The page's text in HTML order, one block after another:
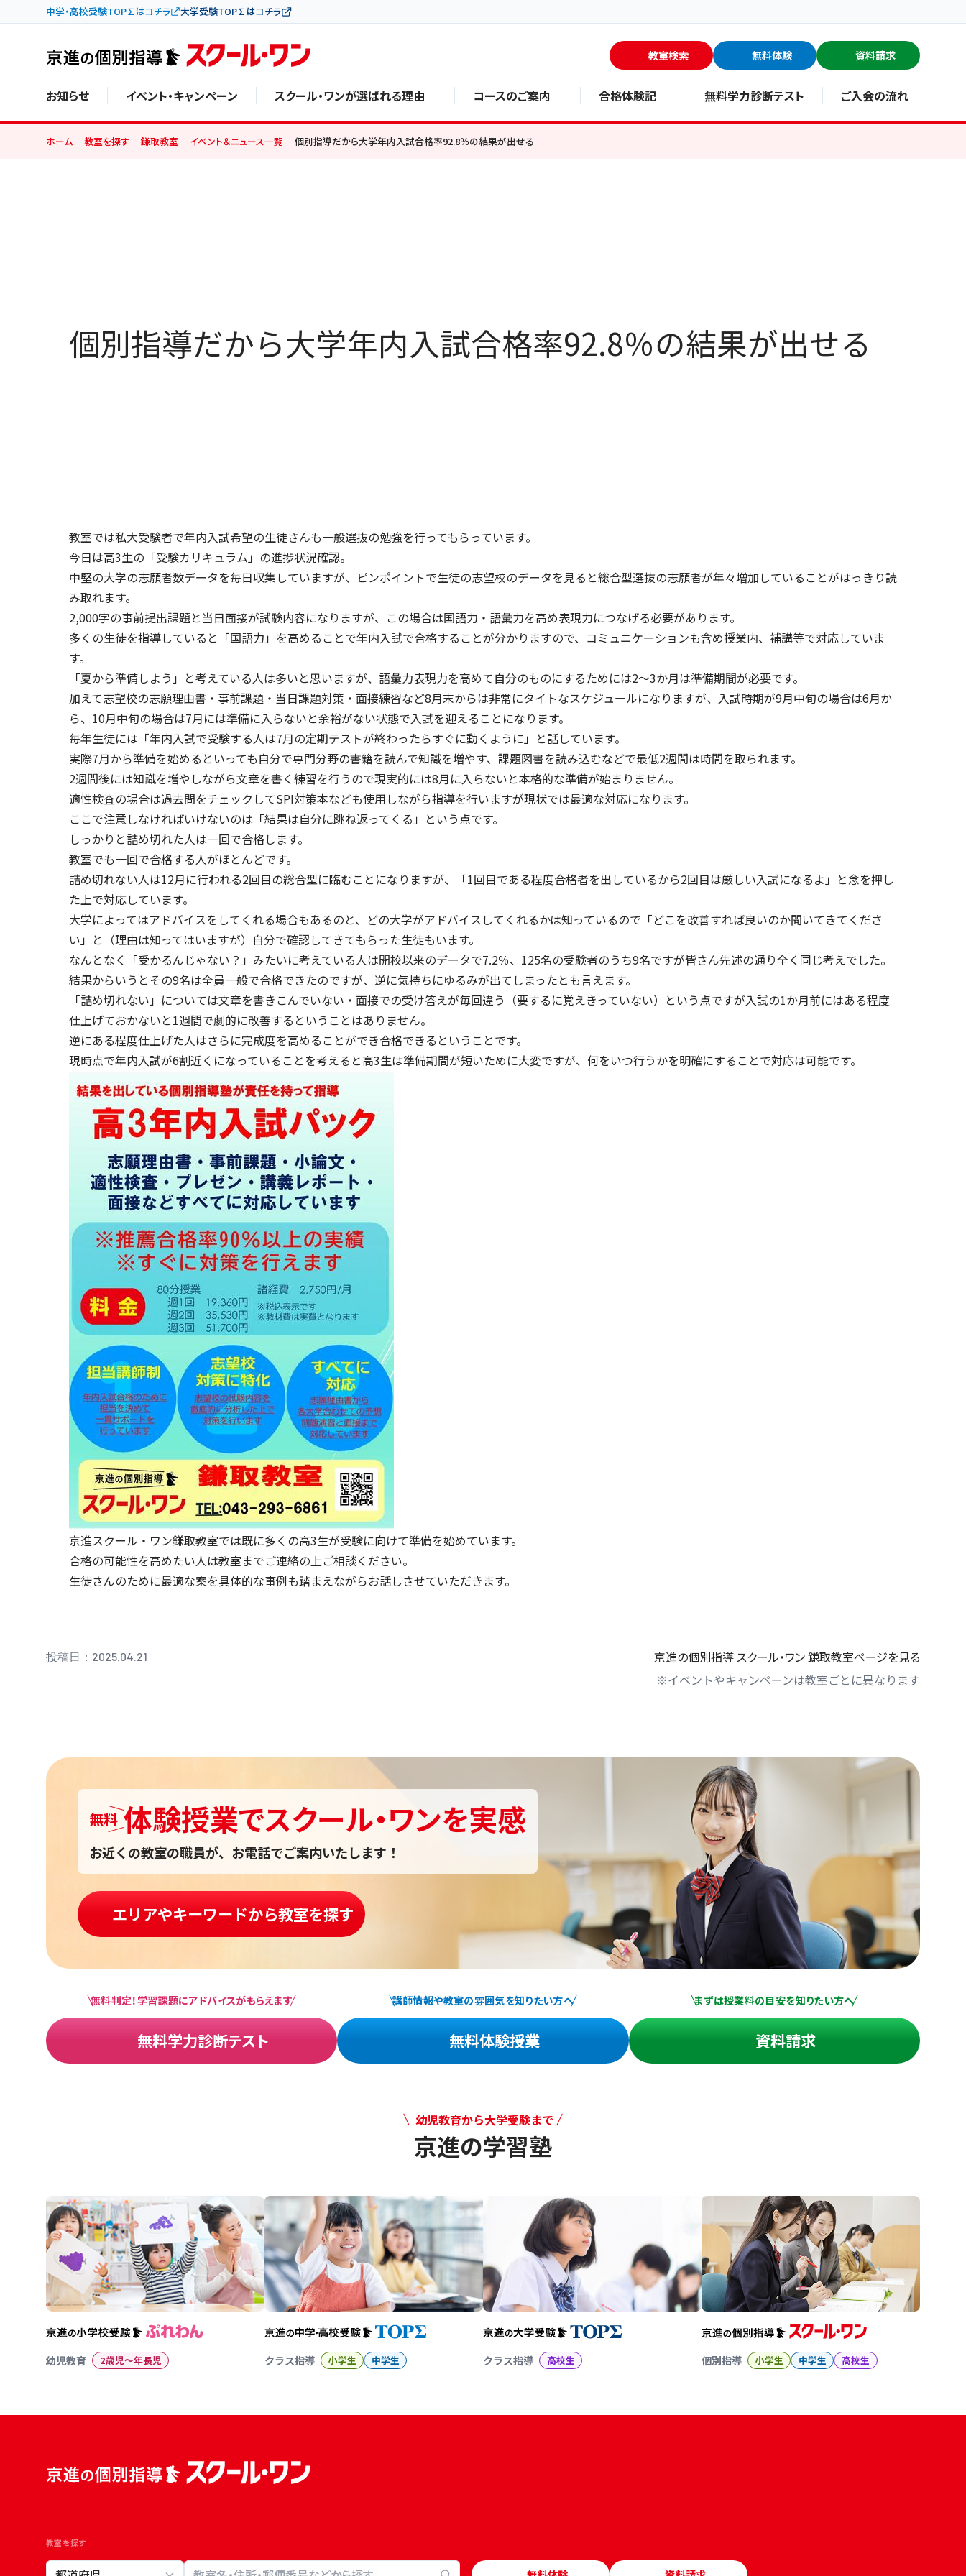
中学・高校受験TOP∑はコチラ 大学受験TOP∑はコチラ
教室検索 無料体験 資料請求
お知らせ イベント・キャンペーン スクール・ワンが選ばれる理由 コースのご案内 合格体験記 無料学力診断テスト ご入会の流れ
ホーム 教室を探す 鎌取教室 イベント＆ニュース一覧 個別指導だから大学年内入試合格率92.8％の結果が出せる
個別指導だから大学年内入試合格率92.8％の結果が出せる
教室では私大受験者で年内入試希望の生徒さんも一般選抜の勉強を行ってもらっています。
今日は高3生の「受験カリキュラム」の進捗状況確認。
中堅の大学の志願者数データを毎日収集していますが、ピンポイントで生徒の志望校のデータを見ると総合型選抜の志願者が年々増加していることがはっきり読
み取れます。
2,000字の事前提出課題と当日面接が試験内容になりますが、この場合は国語力・語彙力を高め表現力につなげる必要があります。
多くの生徒を指導していると「国語力」を高めることで年内入試で合格することが分かりますので、コミュニケーションも含め授業内、補講等で対応していま
す。
「夏から準備しよう」と考えている人は多いと思いますが、語彙力表現力を高めて自分のものにするためには2～3か月は準備期間が必要です。
加えて志望校の志願理由書・事前課題・当日課題対策・面接練習など8月末からは非常にタイトなスケジュールになりますが、入試時期が9月中旬の場合は6月か
ら、10月中旬の場合は7月には準備に入らないと余裕がない状態で入試を迎えることになります。
毎年生徒には「年内入試で受験する人は7月の定期テストが終わったらすぐに動くように」と話しています。
実際7月から準備を始めるといっても自分で専門分野の書籍を読んで知識を増やす、課題図書を読み込むなどで最低2週間は時間を取られます。
2週間後には知識を増やしながら文章を書く練習を行うので現実的には8月に入らないと本格的な準備が始まりません。
適性検査の場合は過去問をチェックしてSPI対策本なども使用しながら指導を行いますが現状では最適な対応になります。
ここで注意しなければいけないのは「結果は自分に跳ね返ってくる」という点です。
しっかりと詰め切れた人は一回で合格します。
教室でも一回で合格する人がほとんどです。
詰め切れない人は12月に行われる2回目の総合型に臨むことになりますが、「1回目である程度合格者を出しているから2回目は厳しい入試になるよ」と念を押し
た上で対応しています。
大学によってはアドバイスをしてくれる場合もあるのと、どの大学がアドバイスしてくれるかは知っているので「どこを改善すれば良いのか聞いてきてくださ
い」と（理由は知ってはいますが）自分で確認してきてもらった生徒もいます。
なんとなく「受かるんじゃない？」みたいに考えている人は開校以来のデータで7.2％、125名の受験者のうち9名ですが皆さん先述の通り全く同じ考えでした。
結果からいうとその9名は全員一般で合格できたのですが、逆に気持ちにゆるみが出てしまったとも言えます。
「詰め切れない」については文章を書きこんでいない・面接での受け答えが毎回違う（要するに覚えきっていない）という点ですが入試の1か月前にはある程度
仕上げておかないと1週間で劇的に改善するということはありません。
逆にある程度仕上げた人はさらに完成度を高めることができ合格できるということです。
現時点で年内入試が6割近くになっていることを考えると高3生は準備期間が短いために大変ですが、何をいつ行うかを明確にすることで対応は可能です。
京進スクール・ワン鎌取教室では既に多くの高3生が受験に向けて準備を始めています。
合格の可能性を高めたい人は教室までご連絡の上ご相談ください。
生徒さんのために最適な案を具体的な事例も踏まえながらお話しさせていただきます。
京進の個別指導 スクール・ワン 鎌取教室ページを見る
※イベントやキャンペーンは教室ごとに異なります
投稿日：2025.04.21
無料 体験授業でスクール・ワンを実感
お近くの教室の職員が、お電話でご案内いたします！
エリアやキーワードから教室を探す
無料判定！学習課題にアドバイスがもらえます
無料学力診断テスト
講師情報や教室の雰囲気を知りたい方へ
無料体験授業
まずは授業料の目安を知りたい方へ
資料請求
幼児教育から大学受験まで
京進の学習塾
幼児教育 2歳児〜年長児 クラス指導 小学生 中学生 クラス指導 高校生 個別指導 小学生 中学生 高校生
教室を探す
教室検索